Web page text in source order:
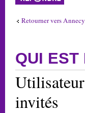
Retourner vers
QUI EST
invités